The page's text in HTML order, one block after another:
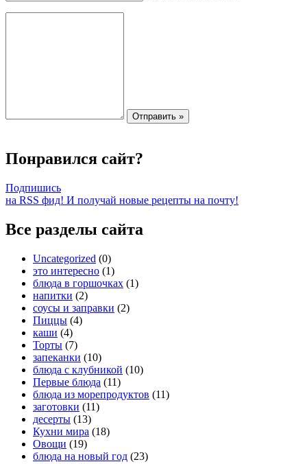
Понравился сайт?
Подпишись
на RSS фид! И получай новые рецепты на почту!
Все разделы сайта
Uncategorized (0)
это интересно (1)
блюда в горшочках (1)
напитки (2)
соусы и заправки (2)
Пиццы (4)
каши (4)
Торты (7)
запеканки (10)
блюда с клубникой (10)
Первые блюда (11)
блюда из морепродуктов (11)
заготовки (11)
десерты (13)
Кухни мира (18)
Овощи (19)
блюда на новый год (23)